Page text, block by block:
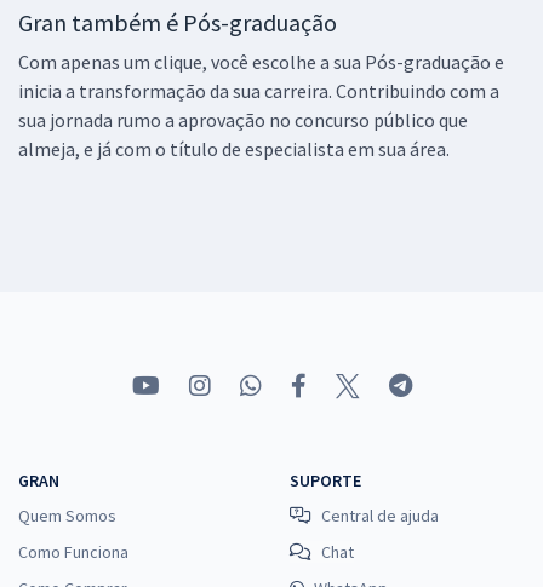
Gran também é Pós-graduação
Com apenas um clique, você escolhe a sua Pós-graduação e
inicia a transformação da sua carreira. Contribuindo com a
sua jornada rumo a aprovação no concurso público que
almeja, e já com o título de especialista em sua área.
GRAN
Quem Somos
Como Funciona
SUPORTE
Central de ajuda
Chat